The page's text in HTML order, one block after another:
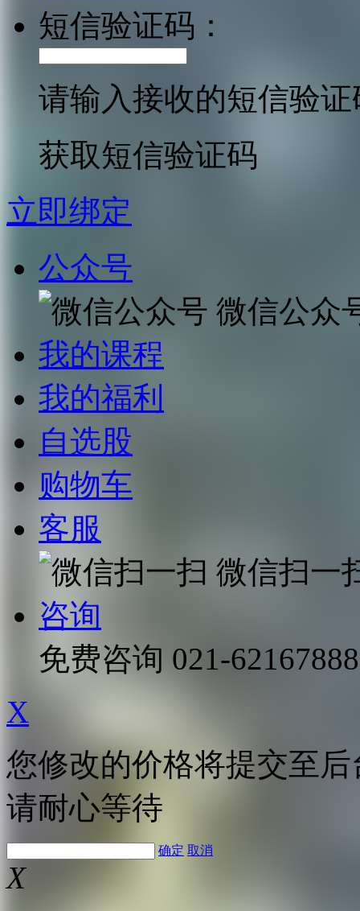
短信验证码：
请输入接收的短信验证
获取短信验证码
立即绑定
公众号
微信公众
我的课程
我的福利
自选股
购物车
客服
微信扫一
咨询
免费咨询 021-62167888
X
您修改的价格将提交至
请耐心等待
确定 取消
X